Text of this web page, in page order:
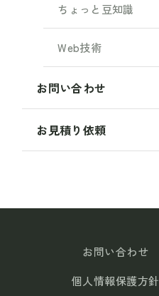
ちょっと豆知識
Web技術
お問い合わせ
お見積り依頼
お問い合わせ
個人情報保護方針